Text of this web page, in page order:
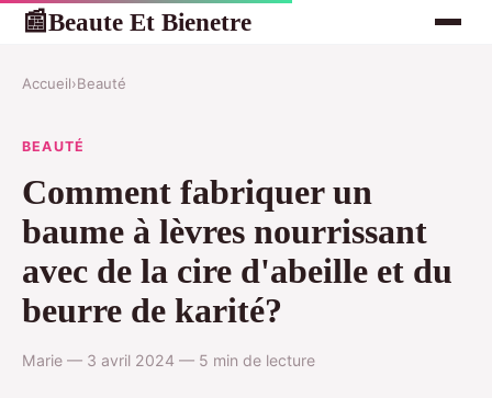
📰Beaute Et Bienetre
Accueil›Beauté
BEAUTÉ
Comment fabriquer un
baume à lèvres nourrissant
avec de la cire d'abeille et du
beurre de karité?
Marie — 3 avril 2024 — 5 min de lecture